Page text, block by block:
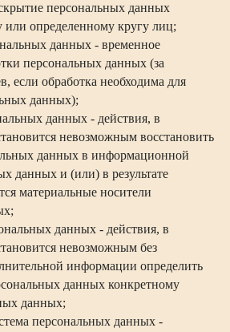
персональных данных
или определенному кругу лиц;
данных - временное
персональных данных (за
если обработка необходима для
данных);
данных - действия, в
невозможным восстановить
данных в информационной
данных и (или) в результате
материальные носители
данных - действия, в
невозможным без
информации определить
данных конкретному
данных;
персональных данных -